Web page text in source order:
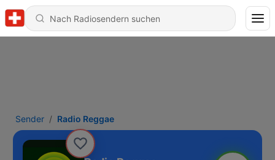
Sender Radio Reggae